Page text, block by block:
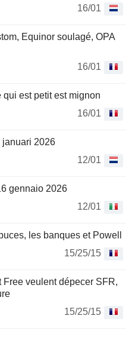
16/01
Equinor soulagé, OPA
16/01
qui est petit est mignon
16/01
januari 2026
12/01
gennaio 2026
12/01
les banques et Powell
15/25/15
Free veulent dépecer SFR,
15/25/15